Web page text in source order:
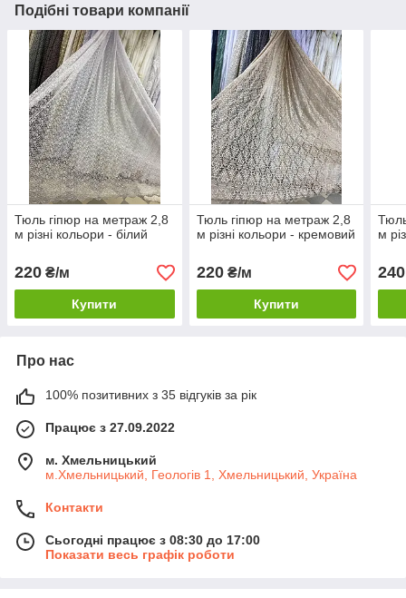
Подібні товари компанії
Тюль гіпюр на метраж 2,8
м різні кольори - білий
220 ₴/м
Купити
Тюль гіпюр на метраж 2,8
м різні кольори - кремовий
220₴/м
Купити
м
240
Про нас
100% позитивних з 35 відгуків за рік
Працює з 27.09.2022
м. Хмельницький
м.Хмельницький, Геологів 1, Хмельницький, Україна
Контакти
Сьогодні працює з 08:30 до 17:00
Показати весь графік роботи